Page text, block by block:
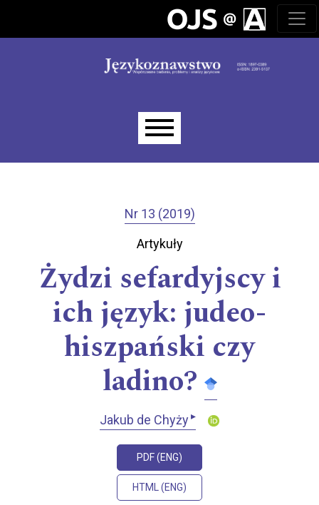
Nr 13 (2019)
Artykuły
Żydzi sefardyjscy i
ich język: judeo-
hiszpański czy
ladino?
Jakub de Chyży▸
PDF (ENG)
HTML (ENG)